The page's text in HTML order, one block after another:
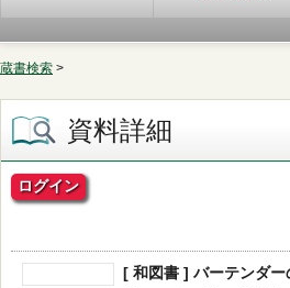
蔵書検索 >
資料詳細
ログイン
[ 和図書 ] バーテンダ